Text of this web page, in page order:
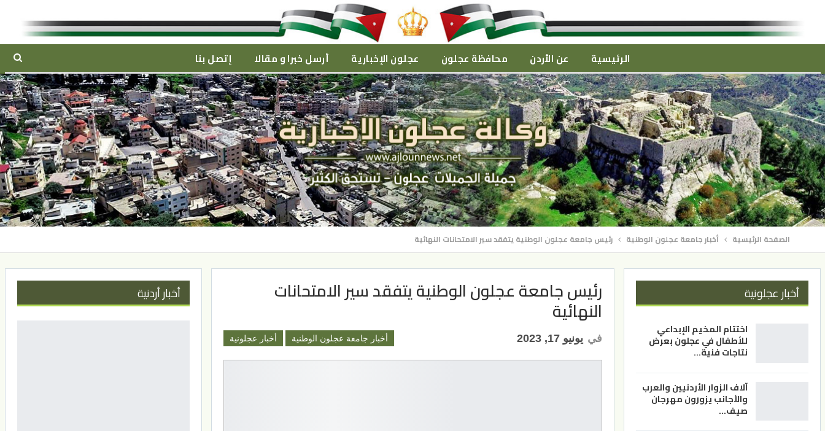
الرئيسية عن الأردن محافظة عجلون عجلون الإخبارية أرسل خبرا و مقالا إتصل بنا
الصفحة الرئيسية أخبار جامعة عجلون الوطنية رئيس جامعة عجلون الوطنية يتفقد سير الامتحانات النهائية
رئيس جامعة عجلون الوطنية يتفقد سير الامتحانات
النهائية
أخبار جامعة عجلون الوطنية أخبار عجلونية في يونيو 17, 2023
أخبار عجلونية
اختتام المخيم الإبداعي
للأطفال في عجلون بعرض
نتاجات فنية…
آلاف الزوار الأردنيين والعرب
والأجانب يزورون مهرجان
صيف…
أخبار أردنية